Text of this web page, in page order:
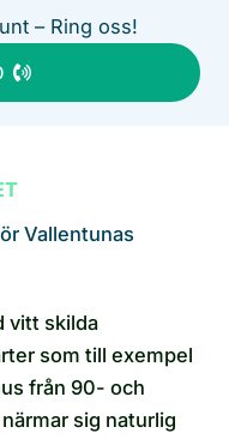
– Ring oss!
Vallentunas
vitt skilda
som till exempel
från 90- och
sig naturlig